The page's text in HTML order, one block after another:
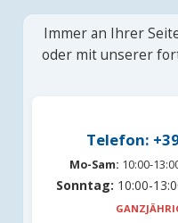
Immer an Ihrer
oder mit unserer
Telefon:
Mo-Sam: 10:00-
Sonntag: 10:00-